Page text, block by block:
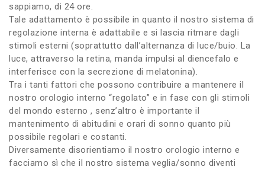
sappiamo, di 24 ore.
Tale adattamento è possibile in quanto il nostro sistema di
regolazione interna è adattabile e si lascia ritmare dagli
stimoli esterni (soprattutto dall’alternanza di luce/buio. La
luce, attraverso la retina, manda impulsi al diencefalo e
interferisce con la secrezione di melatonina).
Tra i tanti fattori che possono contribuire a mantenere il
nostro orologio interno “regolato” e in fase con gli stimoli
del mondo esterno , senz’altro è importante il
mantenimento di abitudini e orari di sonno quanto più
possibile regolari e costanti.
Diversamente disorientiamo il nostro orologio interno e
facciamo sì che il nostro sistema veglia/sonno diventi